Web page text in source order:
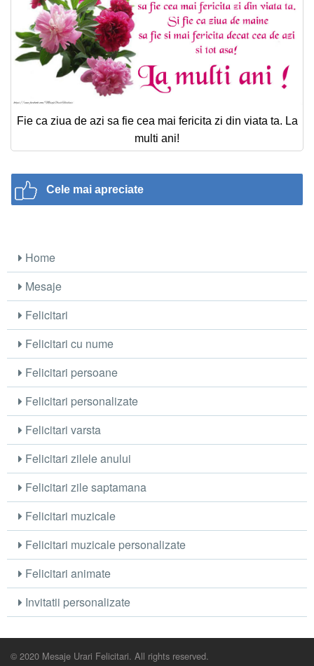
Fie ca ziua de azi sa fie cea mai fericita zi din viata ta. La
multi ani!
Cele mai apreciate
Home
Mesaje
Felicitari
Felicitari cu nume
Felicitari persoane
Felicitari personalizate
Felicitari varsta
Felicitari zilele anului
Felicitari zile saptamana
Felicitari muzicale
Felicitari muzicale personalizate
Felicitari animate
Invitatii personalizate
© 2020 Mesaje Urari Felicitari. All rights reserved.